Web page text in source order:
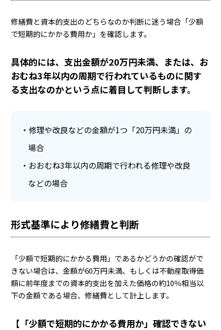
修繕費と資本的支出のどちらなのか判断に迷う場合「少額
で短期的にかかる費用か」を確認します。
具体的には、支出金額が20万円未満、または、お
おむね3年以内の周期で行われているものに関す
る支出なのかという点に着目して判断します。
修理や改良などの金額が1つ「20万円未満」の
場合
おおむね3年以内の周期で行われる修理や改良
などの場合
形式基準により修繕費と判断
「少額で短期的にかかる費用」であるかどうかの確認がで
きない場合は、金額が60万円未満、もしくは不動産取得価
額に前年度までの資本的支出を加えた価格の約10％相当以
下の金額である場合、修繕費として計上します。
【「少額で短期的にかかる費用か」確認できない